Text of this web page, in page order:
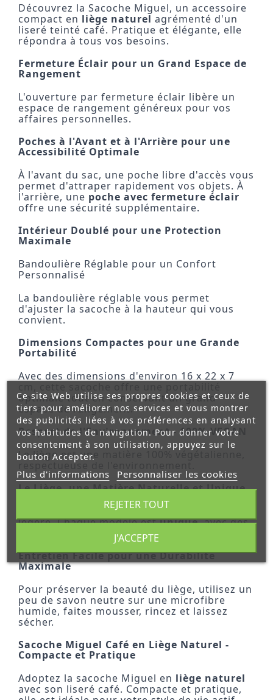
Ce site Web utilise ses propres cookies et ceux de
tiers pour améliorer nos services et vous montrer
des publicités liées à vos préférences en analysant
vos habitudes de navigation. Pour donner votre
consentement à son utilisation, appuyez sur le
bouton Accepter.
Plus d'informations Personnaliser les cookies
REJETER TOUT
J'ACCEPTE
Découvrez la Sacoche Miguel, un accessoire
compact en liège naturel agrémenté d'un
liseré teinté café. Pratique et élégante, elle
répondra à tous vos besoins.
Fermeture Éclair pour un Grand Espace de
Rangement
L'ouverture par fermeture éclair libère un
espace de rangement généreux pour vos
affaires personnelles.
Poches à l'Avant et à l'Arrière pour une
Accessibilité Optimale
À l'avant du sac, une poche libre d'accès vous
permet d'attraper rapidement vos objets. À
l'arrière, une poche avec fermeture éclair
offre une sécurité supplémentaire.
Intérieur Doublé pour une Protection
Maximale
Bandoulière Réglable pour un Confort
Personnalisé
La bandoulière réglable vous permet
d'ajuster la sacoche à la hauteur qui vous
convient.
Dimensions Compactes pour une Grande
Portabilité
Avec des dimensions d'environ 16 x 22 x 7
optimale tout en conservant un grand
espace de rangement.
Respect de l'Environnement - 100% VEGAN
Le liège est une matière 100% végétalienne,
respectueuse de l'environnement.
Le Liège, une Matière Naturelle et Unique
Le liège est une matière naturelle douce et
légère. Chaque modèle estunique, avec des
variations subtiles.
Entretien Facile pour une Durabilité
Maximale
Pour préserver la beauté du liège, utilisez un
peu de savon neutre sur une microfibre
humide, faites mousser, rincez et laissez
sécher.
Sacoche Miguel Café en Liège Naturel -
Compacte et Pratique
Adoptez la sacoche Miguel en liège naturel
avec son liseré café. Compacte et pratique,